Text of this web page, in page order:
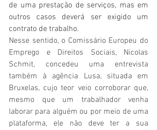
de uma prestação de serviços, mas em
outros casos deverá ser exigido um
contrato de trabalho.
Nesse sentido, o Comissário Europeu do
Emprego e Direitos Sociais, Nicolas
Schmit, concedeu uma entrevista
também à agência Lusa, situada em
Bruxelas, cujo teor veio corroborar que,
mesmo que um trabalhador venha
laborar para alguém ou por meio de uma
plataforma, ele não deve ter a sua